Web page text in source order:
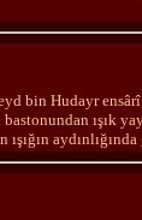
bin Hudayr
ışık